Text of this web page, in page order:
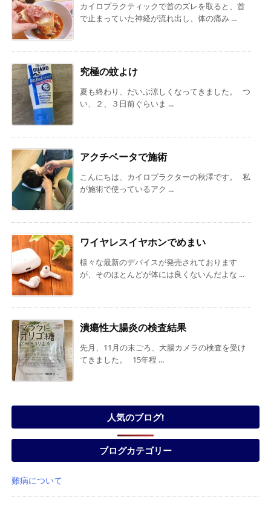
カイロプラクティックで首のズレを取ると、首
で止まっていた神経が流れ出し、体の痛み ...
究極の蚊よけ
夏も終わり、だいぶ涼しくなってきました。 つ
い、２、３日前ぐらいま ...
アクチベータで施術
こんにちは、カイロプラクターの秋澤です。 私
が施術で使っているアク ...
ワイヤレスイヤホンでめまい
様々な最新のデバイスが発売されております
が、そのほとんどが体には良くないんだよな ...
潰瘍性大腸炎の検査結果
先月、11月の末ごろ、大腸カメラの検査を受け
てきました。 15年程 ...
人気のブログ!
ブログカテゴリー
難病について